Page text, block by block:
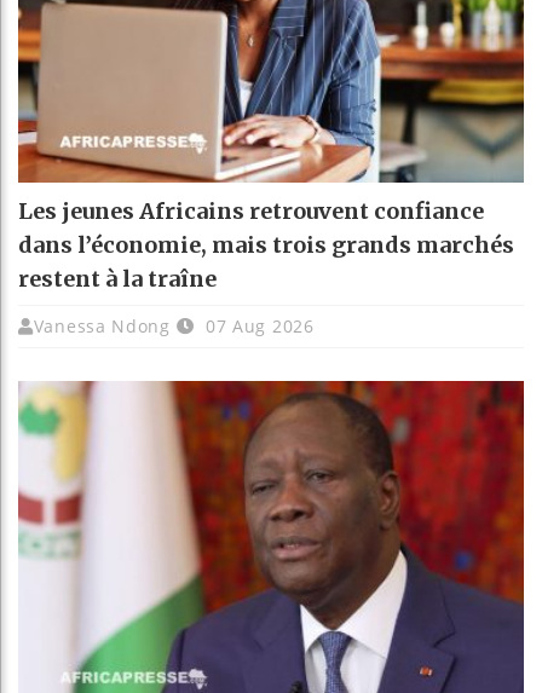
Les jeunes Africains retrouvent confiance
dans l’économie, mais trois grands marchés
restent à la traîne
Vanessa Ndong 07 Aug 2026